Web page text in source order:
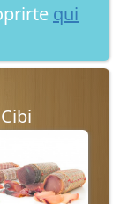
qui
Cibi